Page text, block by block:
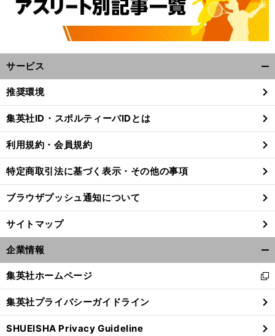
サービス
閉
る
推奨環境
集英社ID・スポルティーバIDとは
利用規約・会員規約
特定商取引法に基づく表示・その他の事項
ブラウザプッシュ通知について
サイトマップ
企業情報
閉
る
集英社ホームページ
新
し
い
ウ
ィ
集英社プライバシーガイドライン
SHUEISHA Privacy Guideline